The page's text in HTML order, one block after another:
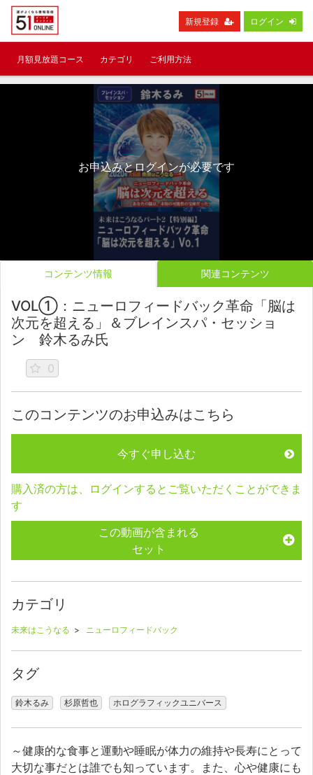
新規登録 ログイン
月額見放題コース カテゴリ ご利用方法
お申込みとログインが必要です
コンテンツ情報 関連コンテンツ
VOL①：ニューロフィードバック革命「脳は
次元を超える」＆ブレインスパ・セッショ
ン 鈴木るみ氏
0
このコンテンツのお申込みはこちら
今すぐ申し込む
購入済の方は、ログインするとご覧いただくことができま
す
この動画が含まれる
セット
カテゴリ
未来はこうなる > ニューロフィードバック
タグ
鈴木るみ 杉原哲也 ホログラフィックユニバース
～健康的な食事と運動や睡眠が体力の維持や長寿にとって
大切な事だとは誰でも知っています。また、心や健康にも